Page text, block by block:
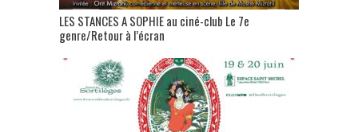
LES STANCES A SOPHIE au ciné-club Le 7e
genre/Retour à l’écran